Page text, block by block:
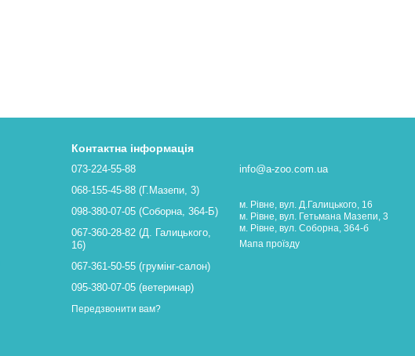
Контактна інформація
073-224-55-88
068-155-45-88 (Г.Мазепи, 3)
098-380-07-05 (Соборна, 364-Б)
067-360-28-82 (Д. Галицького,
16)
067-361-50-55 (грумінг-салон)
095-380-07-05 (ветеринар)
Передзвонити вам?
info@a-zoo.com.ua
м. Рівне, вул. Д.Галицького, 16
м. Рівне, вул. Гетьмана Мазепи, 3
м. Рівне, вул. Соборна, 364-б
Мапа проїзду